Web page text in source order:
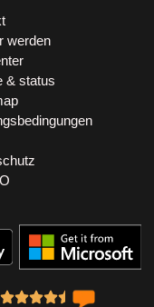
werden
& status